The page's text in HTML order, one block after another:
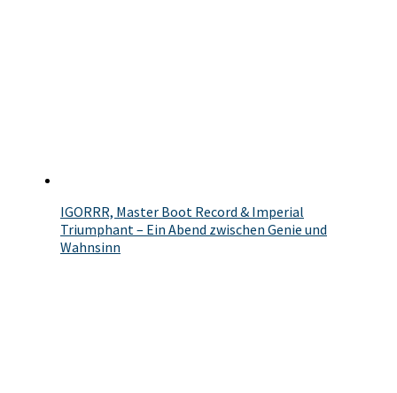
IGORRR, Master Boot Record & Imperial
Triumphant – Ein Abend zwischen Genie und
Wahnsinn